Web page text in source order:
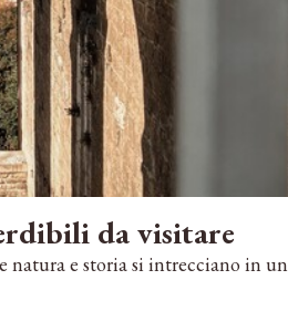
da visitare
e storia si intrecciano in un